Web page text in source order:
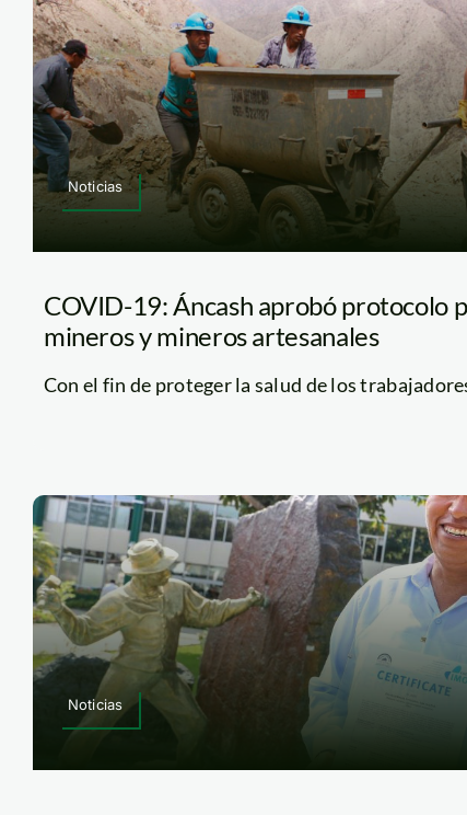
Noticias
COVID-19: Áncash aprobó protocolo
mineros y mineros artesanales
Con el fin de proteger la salud de los
Noticias